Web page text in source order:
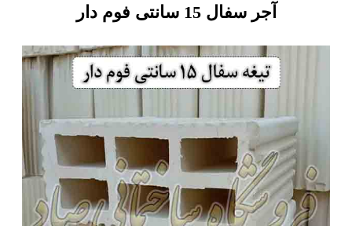
آجر سفال 15 سانتی فوم دار